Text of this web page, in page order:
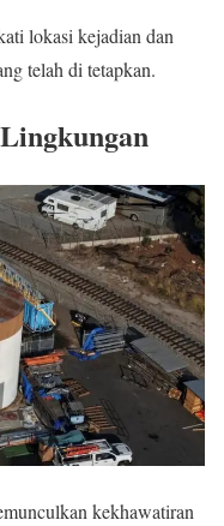
lokasi kejadian dan
telah di tetapkan.
kekhawatiran